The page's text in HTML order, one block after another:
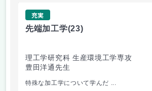
充実
先端加工学(23)
理工学研究科 生産環境工学専攻
豊田洋通先生
特殊な加工学について学んだ ...